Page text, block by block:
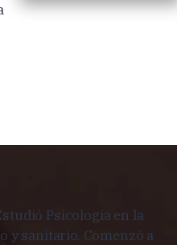
Psicología en la
y sanitario. Comenzó a